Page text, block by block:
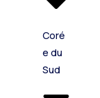
Coré
e du
Sud